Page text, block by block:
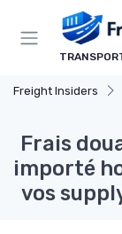
Freight Insiders
Frais
importé
vos
Panneau de